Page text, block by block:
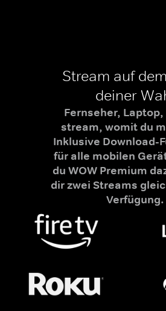
Stream auf
deiner
Fernseher, Laptop,
stream, womit du
Inklusive Download-
für alle mobilen
du WOW Premium
dir zwei Streams
Verfügung.